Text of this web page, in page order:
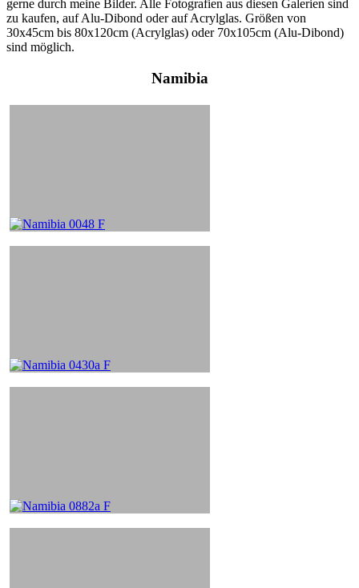
gerne durch meine Bilder. Alle Fotografien aus diesen Galerien sind
zu kaufen, auf Alu-Dibond oder auf Acrylglas. Größen von
30x45cm bis 80x120cm (Acrylglas) oder 70x105cm (Alu-Dibond)
sind möglich.
Namibia